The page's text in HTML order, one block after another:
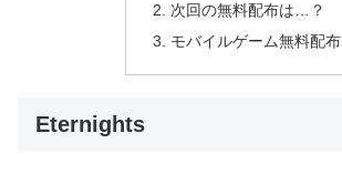
次回の無料配布は…？
モバイルゲーム無料配布
Eternights